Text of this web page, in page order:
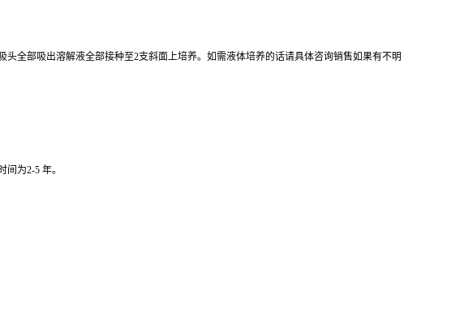
全部吸出溶解液全部接种至2支斜面上培养。如需液体培养的话请具体咨询销售如果有不明
为2-5 年。